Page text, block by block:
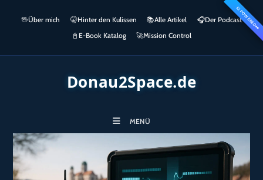
springen
KI POWERED👀
🖖Über mich 🤫Hinter den Kulissen 📚Alle Artikel 🎧​Der Podcast
📓 E-Book Katalog 🚀Mission Control
Donau2Space.de
MENÜ